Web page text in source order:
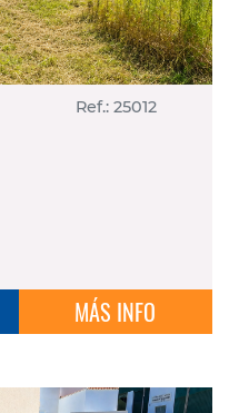
Ref.: 25012
MÁS INFO